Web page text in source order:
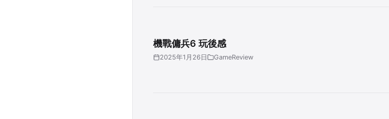
機戰傭兵6 玩後感
2025年1月26日 GameReview